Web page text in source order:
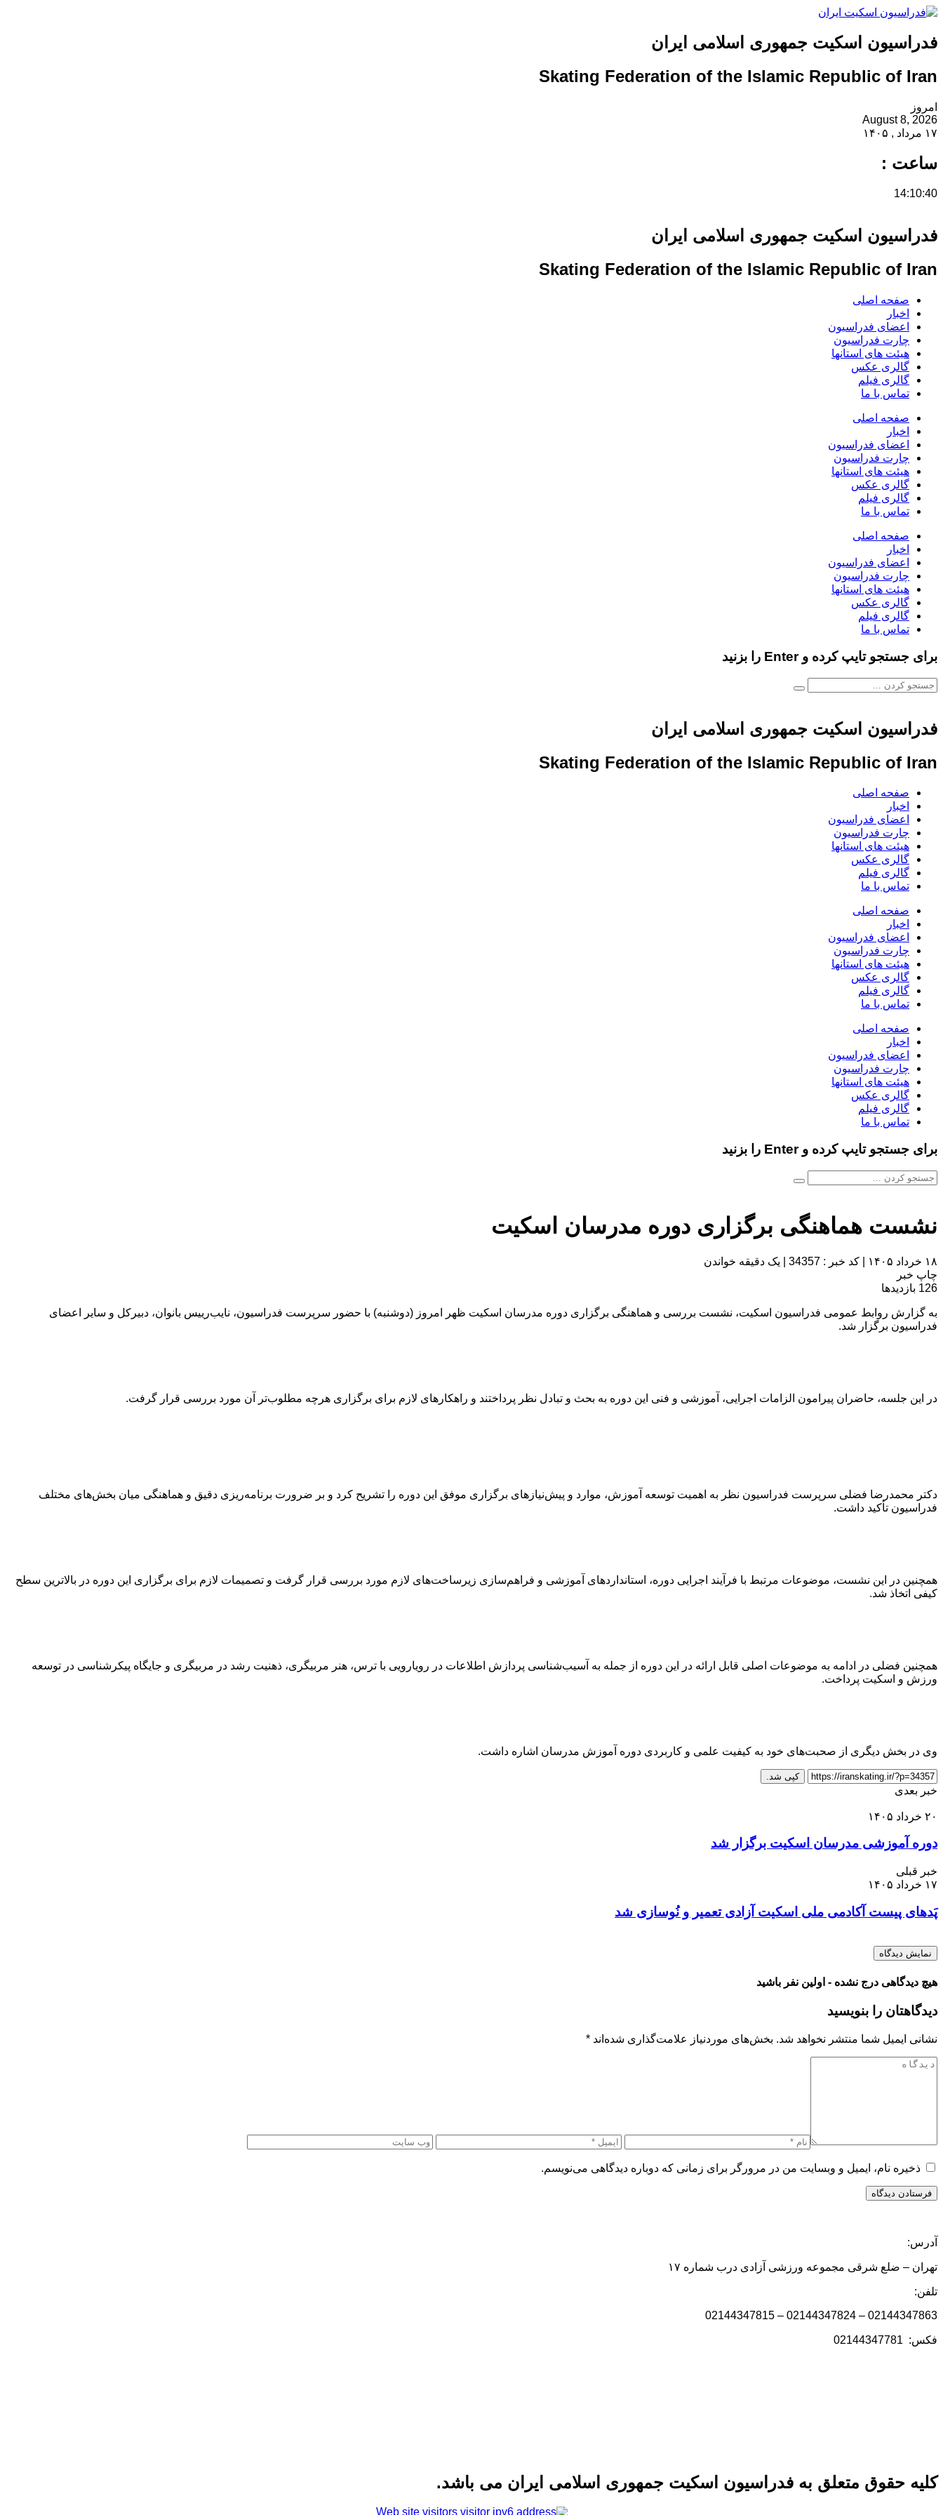
فدراسیون اسکیت جمهوری اسلامی ایران
Skating Federation of the Islamic Republic of Iran
امروز
August 8, 2026
۱۷ مرداد , ۱۴۰۵
ساعت :
14:10:41
فدراسیون اسکیت جمهوری اسلامی ایران
Skating Federation of the Islamic Republic of Iran
صفحه اصلی
اخبار
اعضای فدراسیون
چارت فدراسیون
هیئت های استانها
گالری عکس
گالری فیلم
تماس با ما
صفحه اصلی
اخبار
اعضای فدراسیون
چارت فدراسیون
هیئت های استانها
گالری عکس
گالری فیلم
تماس با ما
صفحه اصلی
اخبار
اعضای فدراسیون
چارت فدراسیون
هیئت های استانها
گالری عکس
گالری فیلم
تماس با ما
برای جستجو تایپ کرده و Enter را بزنید
فدراسیون اسکیت جمهوری اسلامی ایران
Skating Federation of the Islamic Republic of Iran
صفحه اصلی
اخبار
اعضای فدراسیون
چارت فدراسیون
هیئت های استانها
گالری عکس
گالری فیلم
تماس با ما
صفحه اصلی
اخبار
اعضای فدراسیون
چارت فدراسیون
هیئت های استانها
گالری عکس
گالری فیلم
تماس با ما
صفحه اصلی
اخبار
اعضای فدراسیون
چارت فدراسیون
هیئت های استانها
گالری عکس
گالری فیلم
تماس با ما
برای جستجو تایپ کرده و Enter را بزنید
نشست هماهنگی برگزاری دوره مدرسان اسکیت
۱۸ خرداد ۱۴۰۵ کد خبر : 34357
یک دقیقه خواندن
چاپ خبر
126 بازدیدها
به گزارش روابط عمومی فدراسیون اسکیت، نشست بررسی و هماهنگی برگزاری دوره مدرسان اسکیت ظهر امروز (دوشنبه) با حضور سرپرست فدراسیون، نایب‌رییس بانوان، دبیرکل و سایر اعضای
فدراسیون برگزار شد.
در این جلسه، حاضران پیرامون الزامات اجرایی، آموزشی و فنی این دوره به بحث و تبادل نظر پرداختند و راهکارهای لازم برای برگزاری هرچه مطلوب‌تر آن مورد بررسی قرار گرفت.
دکتر محمدرضا فضلی سرپرست فدراسیون نظر به اهمیت توسعه آموزش، موارد و پیش‌نیازهای برگزاری موفق این دوره را تشریح کرد و بر ضرورت برنامه‌ریزی دقیق و هماهنگی میان بخش‌های مختلف
فدراسیون تأکید داشت.
همچنین در این نشست، موضوعات مرتبط با فرآیند اجرایی دوره، استانداردهای آموزشی و فراهم‌سازی زیرساخت‌های لازم مورد بررسی قرار گرفت و تصمیمات لازم برای برگزاری این دوره در بالاترین سطح
کیفی اتخاذ شد.
همچنین فضلی در ادامه به موضوعات اصلی قابل ارائه در این دوره از جمله به آسیب‌شناسی پردازش اطلاعات در رویارویی با ترس، هنر مربیگری، ذهنیت رشد در مربیگری و جایگاه پیکرشناسی در توسعه
ورزش و اسکیت پرداخت.
وی در بخش دیگری از صحبت‌های خود به کیفیت علمی و کاربردی دوره آموزش مدرسان اشاره داشت.
کپی شد.
خبر بعدی
۲۰ خرداد ۱۴۰۵
دوره آموزشی مدرسان اسکیت برگزار شد
خبر قبلی
۱۷ خرداد ۱۴۰۵
پَدهای پیست آکادمی ملی اسکیت آزادی تعمیر و نُوسازی شد
نمایش دیدگاه
هیچ دیدگاهی درج نشده - اولین نفر باشید
دیدگاهتان را بنویسید
نشانی ایمیل شما منتشر نخواهد شد. بخش‌های موردنیاز علامت‌گذاری شده‌اند *
ذخیره نام، ایمیل و وبسایت من در مرورگر برای زمانی که دوباره دیدگاهی می‌نویسم.
آدرس:
تهران – ضلع شرقی مجموعه ورزشی آزادی درب شماره ۱۷
تلفن:
02144347863 – 02144347824 – 02144347815
فکس: 02144347781
کلیه حقوق متعلق به فدراسیون اسکیت جمهوری اسلامی ایران می باشد.